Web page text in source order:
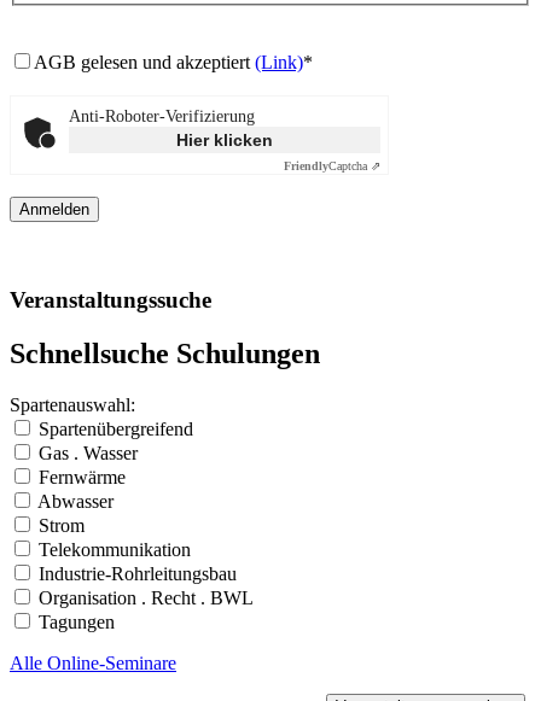
AGB gelesen und akzeptiert (Link)*
Anti-Roboter-Verifizierung
Hier klicken
FriendlyCaptcha ⇗
Veranstaltungssuche
Schnellsuche Schulungen
Spartenauswahl:
Spartenübergreifend
Gas . Wasser
Fernwärme
Abwasser
Strom
Telekommunikation
Industrie-Rohrleitungsbau
Organisation . Recht . BWL
Tagungen
Alle Online-Seminare